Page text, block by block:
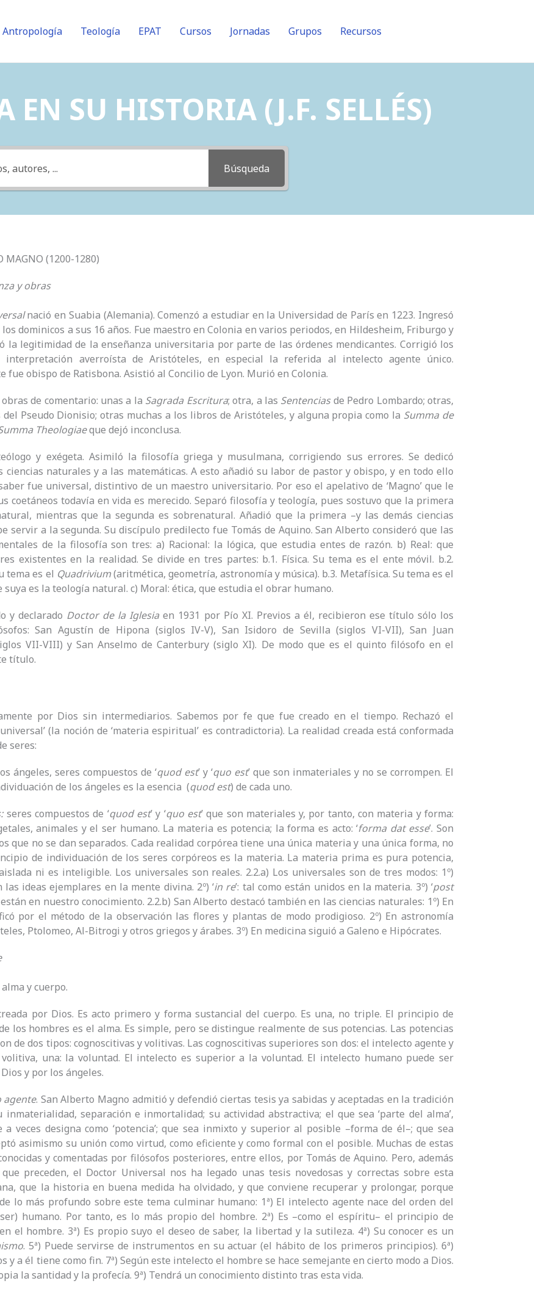
Antropología Teología EPAT Cursos Jornadas Grupos Recursos
EN SU HISTORIA (J.F. SELLÉS)
Búsqueda
MAGNO (1200-1280)
y obras
nació en Suabia (Alemania). Comenzó a estudiar en la Universidad de París en 1223. Ingresó
dominicos a sus 16 años. Fue maestro en Colonia en varios periodos, en Hildesheim, Friburgo y
la legitimidad de la enseñanza universitaria por parte de las órdenes mendicantes. Corrigió los
averroísta de Aristóteles, en especial la referida al intelecto agente único.
fue obispo de Ratisbona. Asistió al Concilio de Lyon. Murió en Colonia.
de comentario: unas a la Sagrada Escritura; otra, a las Sentenciasde Pedro Lombardo; otras,
Pseudo Dionisio; otras muchas a los libros de Aristóteles, y alguna propia como la Summa de
Theologiaeque dejó inconclusa.
y exégeta. Asimiló la filosofía griega y musulmana, corrigiendo sus errores. Se dedicó
ciencias naturales y a las matemáticas. A esto añadió su labor de pastor y obispo, y en todo ello
fue universal, distintivo de un maestro universitario. Por eso el apelativo de ‘Magno’ que le
coetáneos todavía en vida es merecido. Separó filosofía y teología, pues sostuvo que la primera
mientras que la segunda es sobrenatural. Añadió que la primera –y las demás ciencias
servir a la segunda. Su discípulo predilecto fue Tomás de Aquino. San Alberto consideró que las
de la filosofía son tres: a) Racional: la lógica, que estudia entes de razón. b) Real: que
existentes en la realidad. Se divide en tres partes: b.1. Física. Su tema es el ente móvil. b.2.
tema es el Quadrivium(aritmética, geometría, astronomía y música). b.3. Metafísica. Su tema es el
suya es la teología natural. c) Moral: ética, que estudia el obrar humano.
y declarado Doctor de la Iglesiaen 1931 por Pío XI. Previos a él, recibieron ese título sólo los
San Agustín de Hipona (siglos IV-V), San Isidoro de Sevilla (siglos VI-VII), San Juan
VII-VIII) y San Anselmo de Canterbury (siglo XI). De modo que es el quinto filósofo en el
título.
por Dios sin intermediarios. Sabemos por fe que fue creado en el tiempo. Rechazó el
(la noción de ‘materia espiritual’ es contradictoria). La realidad creada está conformada
seres:
ángeles, seres compuestos de ‘quod est’ y ‘quo est’ que son inmateriales y no se corrompen. El
de los ángeles es la esencia (quod est) de cada uno.
seres compuestos de ‘quod est’ y ‘quo est’ que son materiales y, por tanto, con materia y forma:
animales y el ser humano. La materia es potencia; la forma es acto: ‘forma dat esse’. Son
que no se dan separados. Cada realidad corpórea tiene una única materia y una única forma, no
de individuación de los seres corpóreos es la materia. La materia prima es pura potencia,
ni es inteligible. Los universales son reales. 2.2.a) Los universales son de tres modos: 1º)
las ideas ejemplares en la mente divina. 2º) ‘in re’: tal como están unidos en la materia. 3º) ‘post
están en nuestro conocimiento. 2.2.b) San Alberto destacó también en las ciencias naturales: 1º) En
por el método de la observación las flores y plantas de modo prodigioso. 2º) En astronomía
Ptolomeo, Al-Bitrogi y otros griegos y árabes. 3º) En medicina siguió a Galeno e Hipócrates.
y cuerpo.
por Dios. Es acto primero y forma sustancial del cuerpo. Es una, no triple. El principio de
los hombres es el alma. Es simple, pero se distingue realmente de sus potencias. Las potencias
de dos tipos: cognoscitivas y volitivas. Las cognoscitivas superiores son dos: el intelecto agente y
una: la voluntad. El intelecto es superior a la voluntad. El intelecto humano puede ser
y por los ángeles.
agente. San Alberto Magno admitió y defendió ciertas tesis ya sabidas y aceptadas en la tradición
inmaterialidad, separación e inmortalidad; su actividad abstractiva; el que sea ‘parte del alma’,
veces designa como ‘potencia’; que sea inmixto y superior al posible –forma de él–; que sea
asimismo su unión como virtud, como eficiente y como formal con el posible. Muchas de estas
y comentadas por filósofos posteriores, entre ellos, por Tomás de Aquino. Pero, además
preceden, el Doctor Universal nos ha legado unas tesis novedosas y correctas sobre esta
que la historia en buena medida ha olvidado, y que conviene recuperar y prolongar, porque
lo más profundo sobre este tema culminar humano: 1ª) El intelecto agente nace del orden del
humano. Por tanto, es lo más propio del hombre. 2ª) Es –como el espíritu– el principio de
el hombre. 3ª) Es propio suyo el deseo de saber, la libertad y la sutileza. 4ª) Su conocer es un
. 5ª) Puede servirse de instrumentos en su actuar (el hábito de los primeros principios). 6ª)
y a él tiene como fin. 7ª) Según este intelecto el hombre se hace semejante en cierto modo a Dios.
la santidad y la profecía. 9ª) Tendrá un conocimiento distinto tras esta vida.